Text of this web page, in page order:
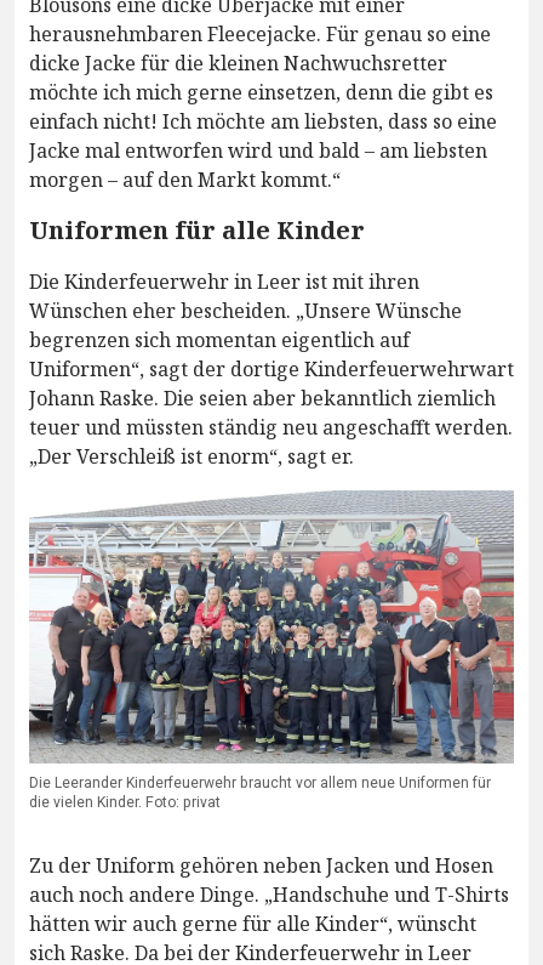
herausnehmbaren Fleecejacke. Für genau so eine
dicke Jacke für die kleinen Nachwuchsretter
möchte ich mich gerne einsetzen, denn die gibt es
einfach nicht! Ich möchte am liebsten, dass so eine
Jacke mal entworfen wird und bald – am liebsten
morgen – auf den Markt kommt.“
Uniformen für alle Kinder
Die Kinderfeuerwehr in Leer ist mit ihren
Wünschen eher bescheiden. „Unsere Wünsche
begrenzen sich momentan eigentlich auf
Uniformen“, sagt der dortige Kinderfeuerwehrwart
Johann Raske. Die seien aber bekanntlich ziemlich
teuer und müssten ständig neu angeschafft werden.
„Der Verschleiß ist enorm“, sagt er.
Die Leerander Kinderfeuerwehr braucht vor allem neue Uniformen für
die vielen Kinder. Foto: privat
Zu der Uniform gehören neben Jacken und Hosen
auch noch andere Dinge. „Handschuhe und T-Shirts
hätten wir auch gerne für alle Kinder“, wünscht
sich Raske. Da bei der Kinderfeuerwehr in Leer